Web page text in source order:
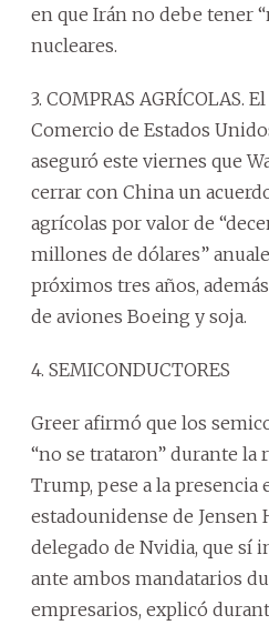
en que Irán no debe tener
nucleares.
3. COMPRAS AGRÍCOLAS.
Comercio de Estados
aseguró este viernes que
cerrar con China un
agrícolas por valor de
millones de dólares”
próximos tres años,
de aviones Boeing y soja.
4. SEMICONDUCTORES
Greer afirmó que los
“no se trataron” durante
Trump, pese a la presencia
estadounidense de Jensen
delegado de Nvidia, que sí
ante ambos mandatarios
empresarios, explicó